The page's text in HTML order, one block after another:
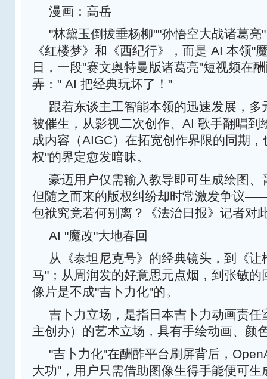
漫画：高岳
"林黛玉倒拔垂杨柳""孙悟空大战诸葛
《红楼梦》和《西纪行》，而是 AI 本领"
日，一段"赛文奥特曼版诸葛亮"短视频在
弄：" AI 把经典玩坏了！"
跟着东谈主工智能本领的迅速发展，多
被催生，从影视二次创作、AI 歌手翻唱到
成内容（AIGC）在拓宽创作界限的同期
权"的界定愈发暗昧。
豪迈用户仅需输入教导即可生成绘图、
但随之而来的版权纠纷却时常激发争议
包袱究竟若何别离？《法治日报》记者对
AI "魔改"大地春回
从《泰坦尼克号》的经典镜头，到《
马"；从周润发的好意思元点烟，到张敏的
像片是不成"吉卜力化"的。
吉卜力立场，是指日本吉卜力动画责任
主创办）的艺术立场，具有手绘动画、颜
"吉卜力化"在酬酢平台刷屏背后，
大功"，用户只需借助图像生得手能便可生